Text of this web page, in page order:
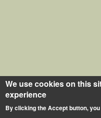
We use cookies on this
experience
By clicking the Accept button,